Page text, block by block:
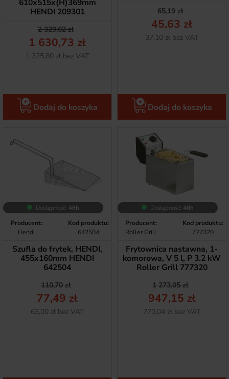
610x515x(H)369mm
HENDI 209301
Cena podstawowa
2 329,62 zł
Cena
1 630,73 zł
Netto
1 325,80 zł bez VAT
Dodaj do koszyka
Cena
65,19 zł
Cena
45,63 zł
Netto
37,10 zł bez VAT
Dodaj do koszyka
Dostępność: 48h
Producent:
Hendi
Kod produktu:
642504
Szufla do frytek, HENDI,
455x160mm HENDI
642504
Cena podstawowa
110,70 zł
Cena
77,49 zł
Netto
63,00 zł bez VAT
Dostępność: 48h
Producent:
Roller Grill
Kod produktu:
777320
Frytownica nastawna, 1-
komorowa, V 5 l, P 3.2 kW
Roller Grill 777320
Cena
1 273,05 zł
Cena
947,15 zł
Netto
770,04 zł bez VAT